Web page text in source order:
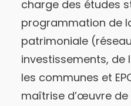
charge des études
programmation de
patrimoniale
investissements,
les communes et
maîtrise d’œuvre